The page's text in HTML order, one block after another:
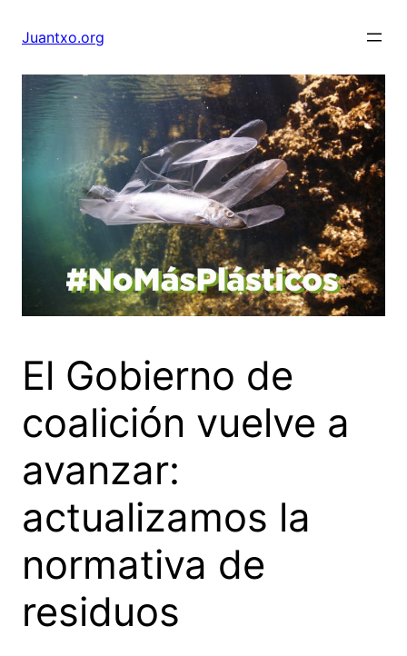
Juantxo.org
El Gobierno de
coalición vuelve a
avanzar:
actualizamos la
normativa de
residuos